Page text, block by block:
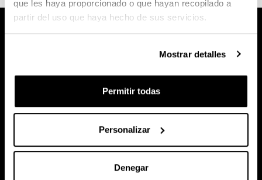
que les haya proporcionado o que hayan recopilado a
partir del uso que haya hecho de sus servicios.
Mostrar detalles
Permitir todas
Personalizar
Denegar